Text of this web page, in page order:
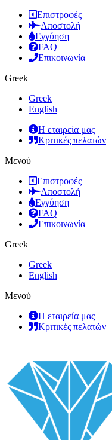
Επιστροφές
Αποστολή
Εγγύηση
FAQ
Επικοινωνία
Greek
Greek
English
Η εταιρεία μας
Κριτικές πελατών
Μενού
Επιστροφές
Αποστολή
Εγγύηση
FAQ
Επικοινωνία
Greek
Greek
English
Μενού
Η εταιρεία μας
Κριτικές πελατών